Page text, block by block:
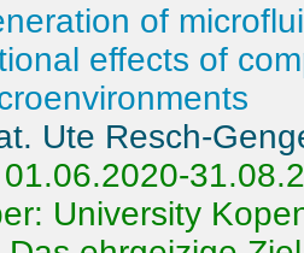
of
effects of
Ute Resch-
University